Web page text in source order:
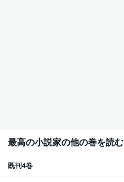
最高の小説家の他の巻を読む
既刊4巻